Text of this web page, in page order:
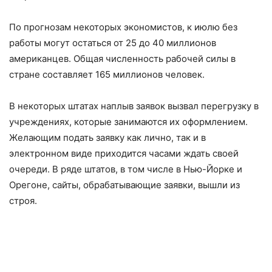
По прогнозам некоторых экономистов, к июлю без
работы могут остаться от 25 до 40 миллионов
американцев. Общая численность рабочей силы в
стране составляет 165 миллионов человек.
В некоторых штатах наплыв заявок вызвал перегрузку в
учреждениях, которые занимаются их оформлением.
Желающим подать заявку как лично, так и в
электронном виде приходится часами ждать своей
очереди. В ряде штатов, в том числе в Нью-Йорке и
Орегоне, сайты, обрабатывающие заявки, вышли из
строя.